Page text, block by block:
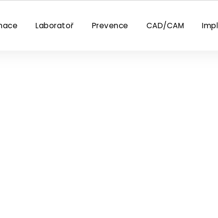
Laboratoř Prevence CAD/CAM